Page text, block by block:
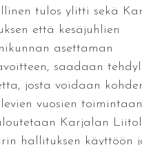
tulos ylitti sekä
että kesäjuhlien
asettaman
saadaan
josta voidaan
vuosien
Karjalan
hallituksen käyttöön